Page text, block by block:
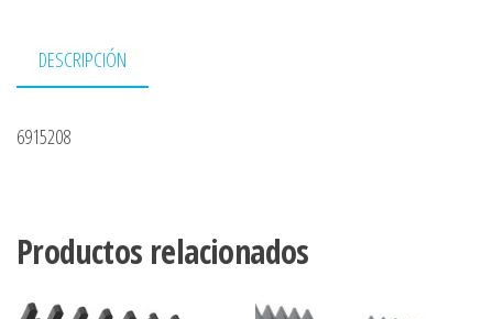
DESCRIPCIÓN
6915208
Productos relacionados